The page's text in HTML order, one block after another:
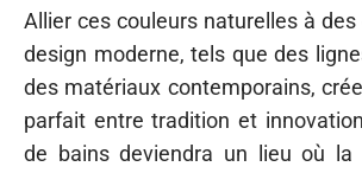
Allier ces couleurs naturelles à
design moderne, tels que des
des matériaux contemporains,
parfait entre tradition et
de bains deviendra un lieu où